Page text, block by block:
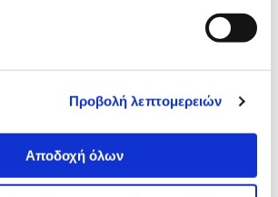
Προβολή λεπτομερειών
Αποδοχή όλων
όσοι είδαν το ίδιο